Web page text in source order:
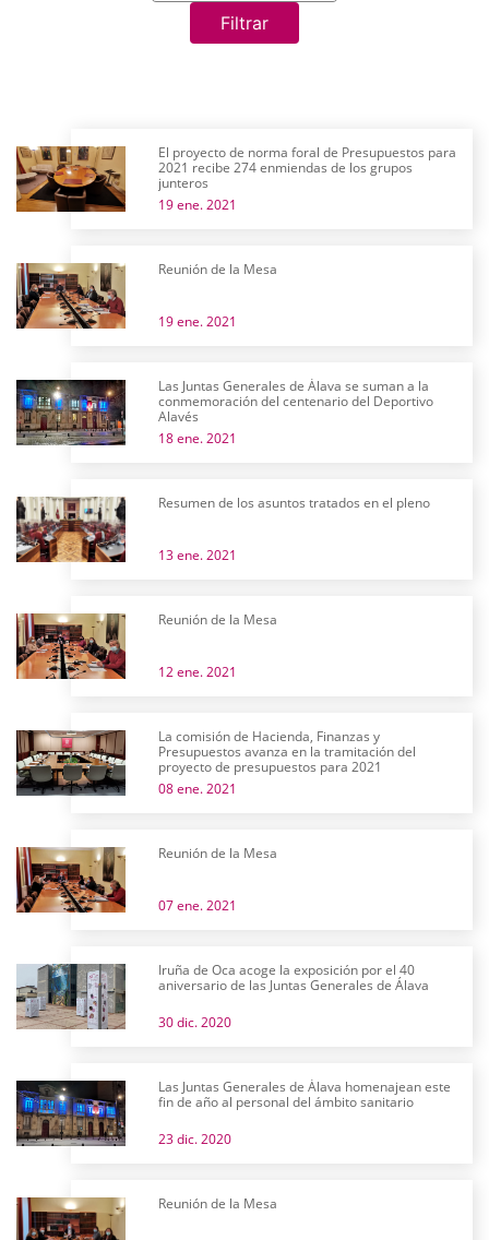
Filtrar
El proyecto de norma foral de Presupuestos para
2021 recibe 274 enmiendas de los grupos
junteros
19 ene. 2021
Reunión de la Mesa
19 ene. 2021
Las Juntas Generales de Álava se suman a la
conmemoración del centenario del Deportivo
Alavés
18 ene. 2021
Resumen de los asuntos tratados en el pleno
13 ene. 2021
Reunión de la Mesa
12 ene. 2021
La comisión de Hacienda, Finanzas y
Presupuestos avanza en la tramitación del
proyecto de presupuestos para 2021
08 ene. 2021
Reunión de la Mesa
07 ene. 2021
Iruña de Oca acoge la exposición por el 40
aniversario de las Juntas Generales de Álava
30 dic. 2020
Las Juntas Generales de Álava homenajean este
fin de año al personal del ámbito sanitario
23 dic. 2020
Reunión de la Mesa